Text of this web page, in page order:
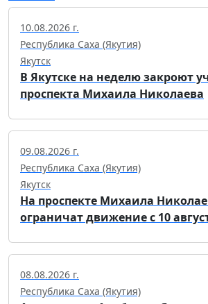
10.08.2026 г.
Республика Саха (Якутия)
Якутск
В Якутске на неделю закроют
проспекта Михаила Николаева
09.08.2026 г.
Республика Саха (Якутия)
Якутск
На проспекте Михаила
ограничат движение с 10
08.08.2026 г.
Республика Саха (Якутия)